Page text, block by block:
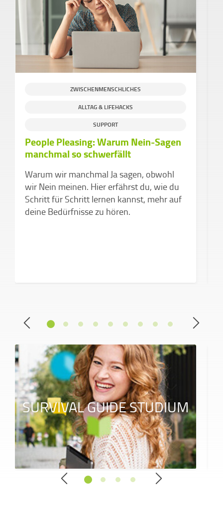
ZWISCHENMENSCHLICHES
ALLTAG & LIFEHACKS
SUPPORT
People Pleasing: Warum Nein-Sagen
manchmal so schwerfällt
Warum wir manchmal Ja sagen, obwohl
wir Nein meinen. Hier erfährst du, wie du
Schritt für Schritt lernen kannst, mehr auf
deine Bedürfnisse zu hören.
SURVIVAL GUIDE STUDIUM